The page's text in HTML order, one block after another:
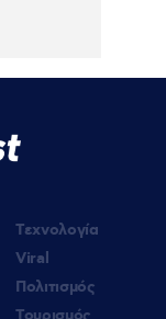
Τεχνολογία
Viral
Πολιτισμός